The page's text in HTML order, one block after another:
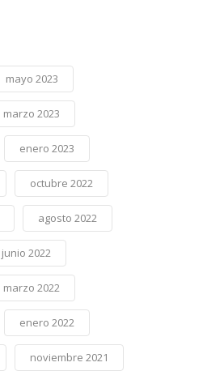
mayo 2023
marzo 2023
enero 2023
octubre 2022
agosto 2022
junio 2022
marzo 2022
enero 2022
noviembre 2021